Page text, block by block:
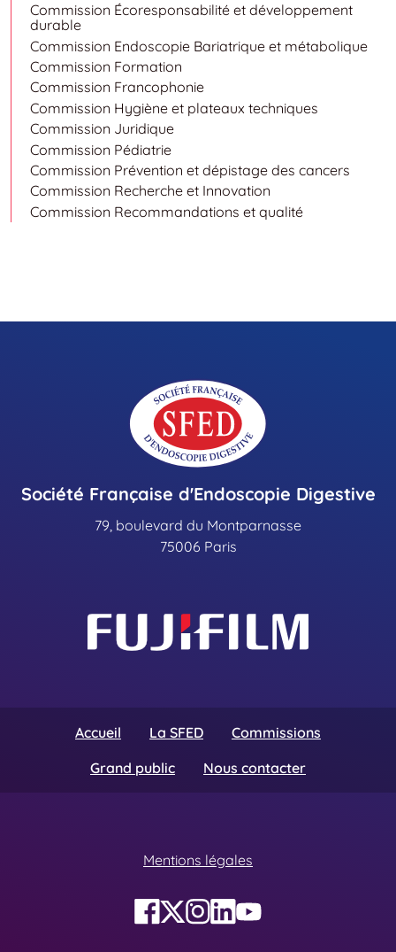
Commission Écoresponsabilité et développement
durable
Commission Endoscopie Bariatrique et métabolique
Commission Formation
Commission Francophonie
Commission Hygiène et plateaux techniques
Commission Juridique
Commission Pédiatrie
Commission Prévention et dépistage des cancers
Commission Recherche et Innovation
Commission Recommandations et qualité
Société Française d'Endoscopie Digestive
79, boulevard du Montparnasse
75006 Paris
Accueil La SFED
Commissions
Grand public
Nous contacter
Mentions légales